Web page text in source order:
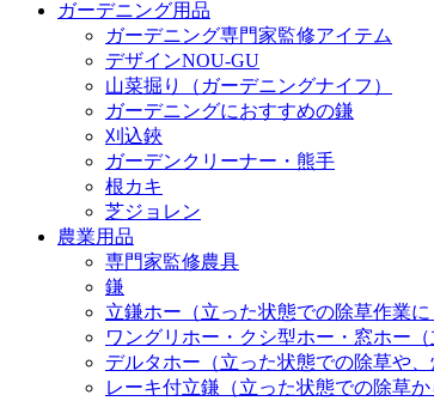
ガーデニング用品
ガーデニング専門家監修アイテム
デザインNOU-GU
山菜掘り（ガーデニングナイフ）
ガーデニングにおすすめの鎌
刈込鋏
ガーデンクリーナー・熊手
根カキ
芝ジョレン
農業用品
専門家監修農具
鎌
立鎌ホー（立った状態での除草作業に
ワングリホー・クシ型ホー・窓ホー
デルタホー（立った状態での除草や、
レーキ付立鎌（立った状態での除草